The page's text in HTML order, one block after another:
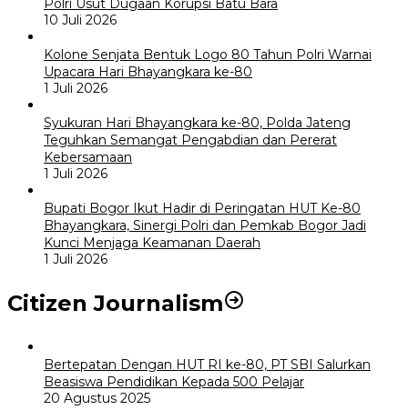
Polri Usut Dugaan Korupsi Batu Bara
10 Juli 2026
Kolone Senjata Bentuk Logo 80 Tahun Polri Warnai
Upacara Hari Bhayangkara ke-80
1 Juli 2026
Syukuran Hari Bhayangkara ke-80, Polda Jateng
Teguhkan Semangat Pengabdian dan Pererat
Kebersamaan
1 Juli 2026
Bupati Bogor Ikut Hadir di Peringatan HUT Ke-80
Bhayangkara, Sinergi Polri dan Pemkab Bogor Jadi
Kunci Menjaga Keamanan Daerah
1 Juli 2026
Citizen Journalism
Bertepatan Dengan HUT RI ke-80, PT SBI Salurkan
Beasiswa Pendidikan Kepada 500 Pelajar
20 Agustus 2025